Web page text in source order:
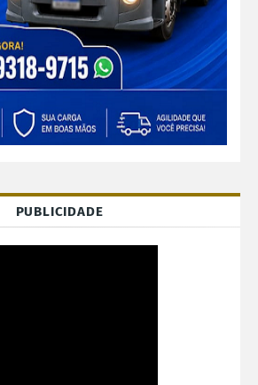
PUBLICIDADE